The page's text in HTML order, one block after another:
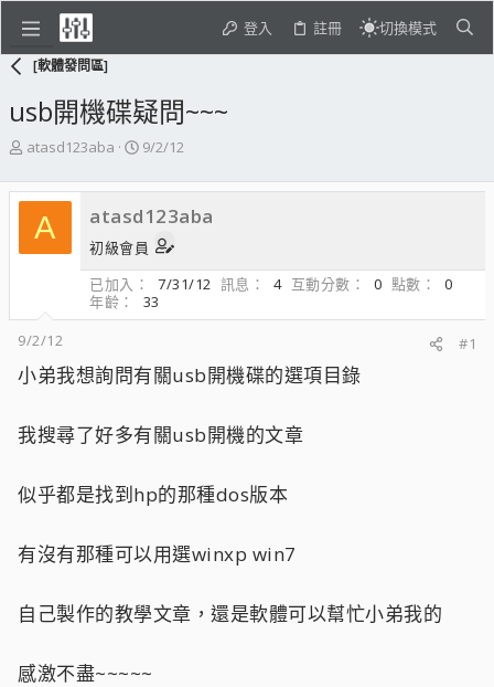
登入 註冊 切換模式
[軟體發問區]
usb開機碟疑問~~~
主
發
人
atasd123aba
開
日
期
9/2/12
A atasd123aba
初級會員
已加入
7/31/12 訊息 4 互動分數 0 點數
0
年齡
33
9/2/12
#1
小弟我想詢問有關usb開機碟的選項目錄
我搜尋了好多有關usb開機的文章
似乎都是找到hp的那種dos版本
有沒有那種可以用選winxp win7
自己製作的教學文章，還是軟體可以幫忙小弟我的
感激不盡~~~~~